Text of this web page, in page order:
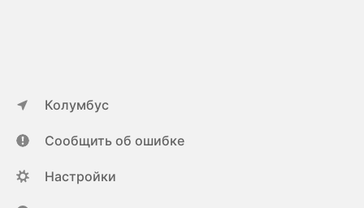
Колумбус
Сообщить об ошибке
Настройки